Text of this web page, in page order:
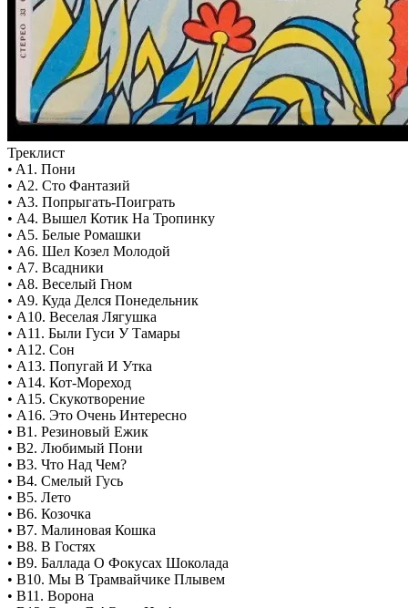
Треклист
• A1. Пони
• A2. Сто Фантазий
• A3. Попрыгать-Поиграть
• A4. Вышел Котик На Тропинку
• A5. Белые Ромашки
• A6. Шел Козел Молодой
• A7. Всадники
• A8. Веселый Гном
• A9. Куда Делся Понедельник
• A10. Веселая Лягушка
• A11. Были Гуси У Тамары
• A12. Сон
• A13. Попугай И Утка
• A14. Кот-Мореход
• A15. Скукотворение
• A16. Это Очень Интересно
• B1. Резиновый Ежик
• B2. Любимый Пони
• B3. Что Над Чем?
• B4. Смелый Гусь
• B5. Лето
• B6. Козочка
• B7. Малиновая Кошка
• B8. В Гостях
• B9. Баллада О Фокусах Шоколада
• B10. Мы В Трамвайчике Плывем
• B11. Ворона